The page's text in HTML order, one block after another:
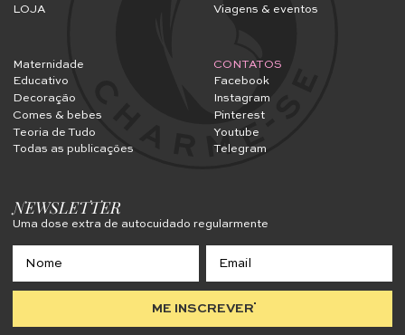
LOJA
Viagens & eventos
Maternidade
Educativo
Decoração
Comes & bebes
Teoria de Tudo
Todas as publicações
CONTATOS
Facebook
Instagram
Pinterest
Youtube
Telegram
NEWSLETTER
Uma dose extra de autocuidado regularmente
ME INSCREVER